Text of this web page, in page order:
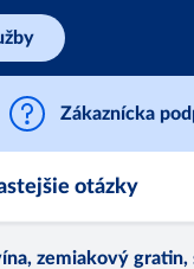
Zákaznícka
otázky
zemiakový